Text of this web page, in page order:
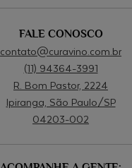
FALE CONOSCO
contato@curavino.com.br
(11) 94364-3991
R. Bom Pastor, 2224
Ipiranga, São Paulo/SP
04203-002